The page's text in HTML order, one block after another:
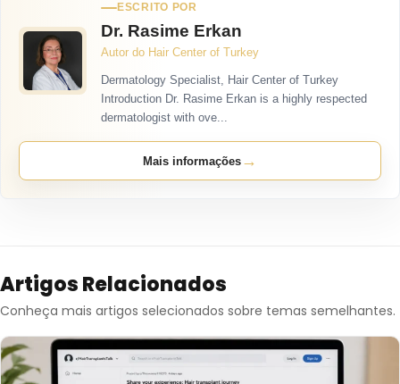
ESCRITO POR
Dr. Rasime Erkan
Autor do Hair Center of Turkey
Dermatology Specialist, Hair Center of Turkey
Introduction Dr. Rasime Erkan is a highly respected
dermatologist with ove...
Mais informações →
Artigos Relacionados
Conheça mais artigos selecionados sobre temas semelhantes.